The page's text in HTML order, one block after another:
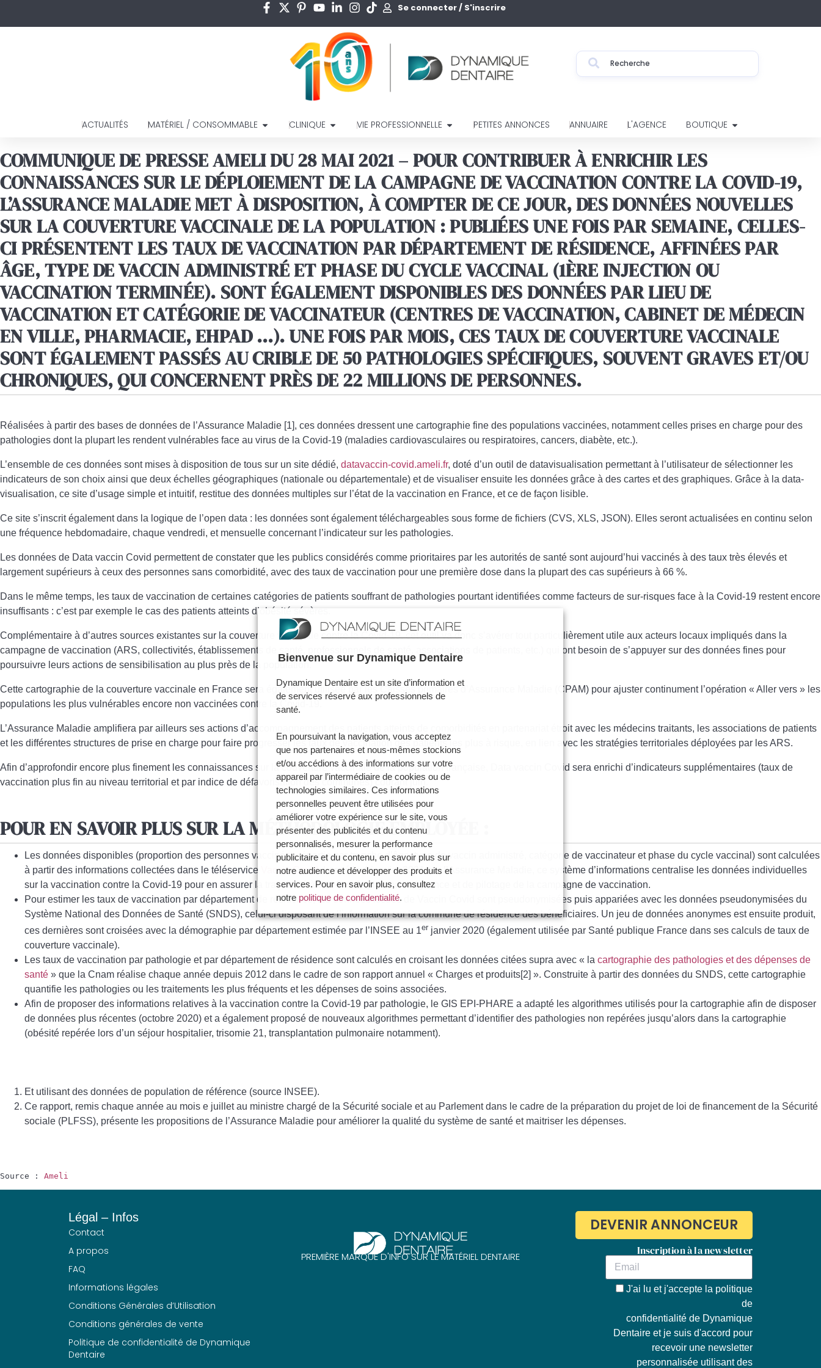
Se connecter / S'inscrire
ACTUALITÉS MATÉRIEL / CONSOMMABLE CLINIQUE VIE PROFESSIONNELLE PETITES ANNONCES ANNUAIRE L'AGENCE BOUTIQUE
COMMUNIQUE DE PRESSE AMELI DU 28 MAI 2021 – POUR CONTRIBUER À ENRICHIR LES
CONNAISSANCES SUR LE DÉPLOIEMENT DE LA CAMPAGNE DE VACCINATION CONTRE LA COVID-19,
L’ASSURANCE MALADIE MET À DISPOSITION, À COMPTER DE CE JOUR, DES DONNÉES NOUVELLES
SUR LA COUVERTURE VACCINALE DE LA POPULATION : PUBLIÉES UNE FOIS PAR SEMAINE, CELLES-
CI PRÉSENTENT LES TAUX DE VACCINATION PAR DÉPARTEMENT DE RÉSIDENCE, AFFINÉES PAR
ÂGE, TYPE DE VACCIN ADMINISTRÉ ET PHASE DU CYCLE VACCINAL (1ÈRE INJECTION OU
VACCINATION TERMINÉE). SONT ÉGALEMENT DISPONIBLES DES DONNÉES PAR LIEU DE
VACCINATION ET CATÉGORIE DE VACCINATEUR (CENTRES DE VACCINATION, CABINET DE MÉDECIN
EN VILLE, PHARMACIE, EHPAD …). UNE FOIS PAR MOIS, CES TAUX DE COUVERTURE VACCINALE
SONT ÉGALEMENT PASSÉS AU CRIBLE DE 50 PATHOLOGIES SPÉCIFIQUES, SOUVENT GRAVES ET/OU
CHRONIQUES, QUI CONCERNENT PRÈS DE 22 MILLIONS DE PERSONNES.
Réalisées à partir des bases de données de l’Assurance Maladie [1], ces données dressent une cartographie fine des populations vaccinées, notamment celles prises en charge pour des
pathologies dont la plupart les rendent vulnérables face au virus de la Covid-19 (maladies cardiovasculaires ou respiratoires, cancers, diabète, etc.).
L’ensemble de ces données sont mises à disposition de tous sur un site dédié, datavaccin-covid.ameli.fr, doté d’un outil de datavisualisation permettant à l’utilisateur de sélectionner les
indicateurs de son choix ainsi que deux échelles géographiques (nationale ou départementale) et de visualiser ensuite les données grâce à des cartes et des graphiques. Grâce à la data-
visualisation, ce site d’usage simple et intuitif, restitue des données multiples sur l’état de la vaccination en France, et ce de façon lisible.
Ce site s’inscrit également dans la logique de l’open data : les données sont également téléchargeables sous forme de fichiers (CVS, XLS, JSON). Elles seront actualisées en continu selon
une fréquence hebdomadaire, chaque vendredi, et mensuelle concernant l’indicateur sur les pathologies.
Les données de Data vaccin Covid permettent de constater que les publics considérés comme prioritaires par les autorités de santé sont aujourd’hui vaccinés à des taux très élevés et
largement supérieurs à ceux des personnes sans comorbidité, avec des taux de vaccination pour une première dose dans la plupart des cas supérieurs à 66 %.
Dans le même temps, les taux de vaccination de certaines catégories de patients souffrant de pathologies pourtant identifiées comme facteurs de sur-risques face à la Covid-19 restent encore
insuffisants : c’est par exemple le cas des patients atteints d’obésité sévères.
Complémentaire à d’autres sources existantes sur la couverture vaccinale contre la Covid-19, cet outil va donc s’avérer tout particulièrement utile aux acteurs locaux impliqués dans la
campagne de vaccination (ARS, collectivités, établissements de santé, professionnels de santé, associations de patients, etc.) qui ont besoin de s’appuyer sur des données fines pour
poursuivre leurs actions de sensibilisation au plus près de la population.
Cette cartographie de la couverture vaccinale en France sera également utilisée par les Caisses primaires d’Assurance Maladie (CPAM) pour ajuster continument l’opération « Aller vers » les
populations les plus vulnérables encore non vaccinées contre la Covid-19.
L’Assurance Maladie amplifiera par ailleurs ses actions d’accompagnement des patients atteints de comorbidités
en partenariat étroit avec les médecins traitants, les associations de patients
et les différentes structures de prise en charge pour faire progresser les taux de vaccination des patients les plus à risque, en lien avec les stratégies territoriales déployées par les ARS.
Afin d’approfondir encore plus finement les connaissances sur la couverture vaccinale de la population française, Data vaccin Covid sera enrichi d’indicateurs supplémentaires (taux de
vaccination plus fin au niveau territorial et par indice de défavorisation des communes) courant juin.
POUR EN SAVOIR PLUS SUR LA MÉTHODOLOGIE EMPLOYÉE :
Les données disponibles (proportion des personnes vaccinées répartie par tranche d’âge, type de vaccin administré, catégorie de vaccinateur et phase du cycle vaccinal) sont calculées
à partir des informations collectées dans le téléservice
Vaccin Covid. Lancé le 4 janvier 2021 par l’Assurance Maladie, ce système d’informations centralise les données individuelles
sur la vaccination contre la Covid-19 pour en assurer la traçabilité à des fins de pharmacovigilance et de pilotage de la campagne de vaccination.
Pour estimer les taux de vaccination par département de résidence, les données issues de Vaccin Covid sont pseudonymisées puis appariées avec les données pseudonymisées du
Système National des Données de Santé (SNDS), celui-ci disposant de l’information sur la commune de résidence des bénéficiaires. Un jeu de données anonymes est ensuite produit,
ces dernières sont croisées avec la démographie par département estimée par l’INSEE au 1er janvier 2020 (également utilisée par Santé publique France dans ses calculs de taux de
couverture vaccinale).
Les taux de vaccination par pathologie et par département de résidence sont calculés en croisant les données citées supra avec « la cartographie des pathologies et des dépenses de
santé » que la Cnam réalise chaque année depuis 2012 dans le cadre de son rapport annuel « Charges et produits[2] ». Construite à partir des données du SNDS, cette cartographie
quantifie les pathologies ou les traitements les plus fréquents et les dépenses de soins associées.
Afin de proposer des informations relatives à la vaccination contre la Covid-19 par pathologie, le GIS EPI-PHARE a adapté les algorithmes utilisés pour la cartographie afin de disposer
de données plus récentes (octobre 2020) et a également proposé de nouveaux algorithmes permettant d’identifier des pathologies non repérées jusqu’alors dans la cartographie
(obésité repérée lors d’un séjour hospitalier, trisomie 21, transplantation pulmonaire notamment).
Et utilisant des données de population de référence (source INSEE).
Ce rapport, remis chaque année au mois e juillet au ministre chargé de la Sécurité sociale et au Parlement dans le cadre de la préparation du projet de loi de financement de la Sécurité
sociale (PLFSS), présente les propositions de l’Assurance Maladie pour améliorer la qualité du système de santé et maitriser les dépenses.
Source : Ameli
Légal – Infos
Contact
A propos
FAQ
Informations légales
Conditions Générales d’Utilisation
Conditions générales de vente
Politique de confidentialité de Dynamique
Dentaire
PREMIÈRE MARQUE D'INFO SUR LE MATÉRIEL DENTAIRE
DEVENIR ANNONCEUR
Inscription à la newsletter
J'ai lu et j'accepte la politique
de
confidentialité de Dynamique
Dentaire et je suis d'accord pour
recevoir une newsletter
personnalisée utilisant des
Bienvenue sur Dynamique Dentaire
Dynamique Dentaire est un site d’information et
de services réservé aux professionnels de
santé.
En poursuivant la navigation, vous acceptez
que nos partenaires et nous-mêmes stockions
et/ou accédions à des informations sur votre
appareil par l’intermédiaire de cookies ou de
technologies similaires. Ces informations
personnelles peuvent être utilisées pour
améliorer votre expérience sur le site, vous
présenter des publicités et du contenu
personnalisés, mesurer la performance
publicitaire et du contenu, en savoir plus sur
notre audience et développer des produits et
services. Pour en savoir plus, consultez
notre politique de confidentialité.
Vous avez la possibilité de :
- Accepter la politique de confidentialité de
cliquant sur le bouton "Je certifie être un
professionnel de santé et accepte la politique
de confidentialité"
- Paramétrer vos choix pour accepter les
cookies ou non en cliquant sur le bouton "Je
souhaite Gérer mes préférences"
Je certifie être un professionnel de santé et
accepte la politique de confidentialité